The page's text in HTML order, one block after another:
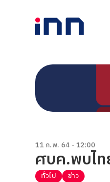
11 ก.พ. 64 - 12:00
ศบค.พบไ
ทั่วไป ข่าว